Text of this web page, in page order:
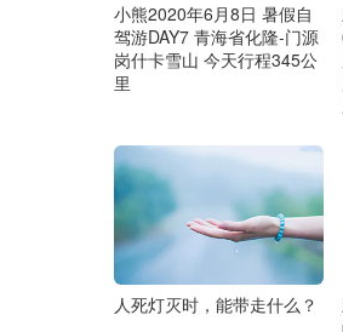
小熊2020年6月8日 暑假自
驾游DAY7 青海省化隆-门源
岗什卡雪山 今天行程345公
里
人死灯灭时，能带走什么？